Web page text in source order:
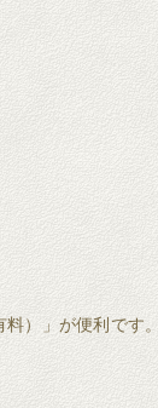
）」が便利です。